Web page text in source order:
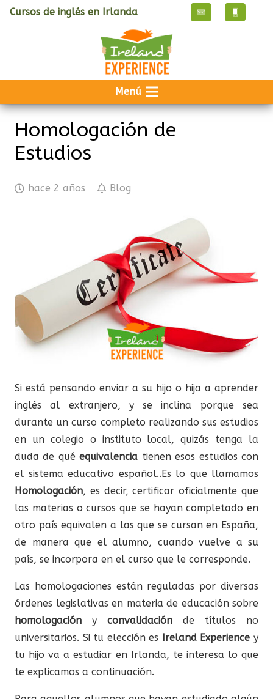
Cursos de inglés en Irlanda
Menú
Homologación de
Estudios
hace 2 años Blog
Si está pensando enviar a su hijo o hija a aprender
inglés al extranjero, y se inclina porque sea
durante un curso completo realizando sus estudios
en un colegio o instituto local, quizás tenga la
duda de quéequivalencia tienen esos estudios con
el sistema educativo español..Es lo que llamamos
Homologación, es decir, certificar oficialmente que
las materias o cursos que se hayan completado en
otro país equivalen a las que se cursan en España,
de manera que el alumno, cuando vuelve a su
país, se incorpora en el curso que le corresponde.
Las homologaciones están reguladas por diversas
órdenes legislativas en materia de educación sobre
homologación y convalidación de títulos no
universitarios. Si tu elección es Ireland Experience y
tu hijo va a estudiar en Irlanda, te interesa lo que
te explicamos a continuación.